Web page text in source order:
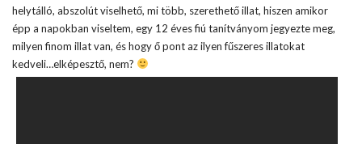
helytálló, abszolút viselhető, mi több, szerethető illat, hiszen amikor
épp a napokban viseltem, egy 12 éves fiú tanítványom jegyezte meg,
milyen finom illat van, és hogy ő pont az ilyen fűszeres illatokat
kedveli…elképesztő, nem?